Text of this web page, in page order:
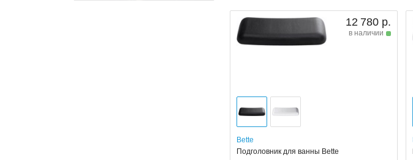
12 780 р.
в наличии
Bette
Подголовник для ванны Bette